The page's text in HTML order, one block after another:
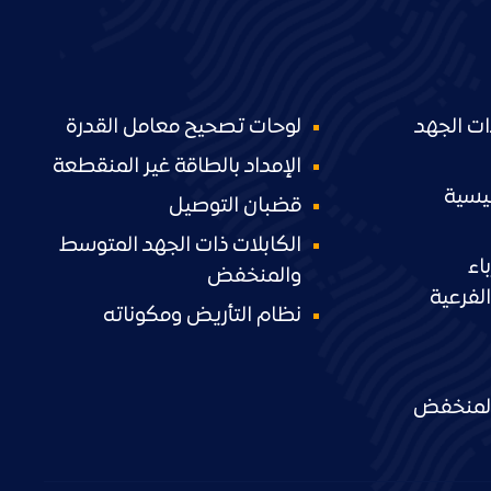
الجهد
لوحات تصحيح معامل القدرة
الإمداد بالطاقة غير المنقطعة
قضبان التوصيل
الكابلات ذات الجهد المتوسط
والمنخفض
نظام التأريض ومكوناته